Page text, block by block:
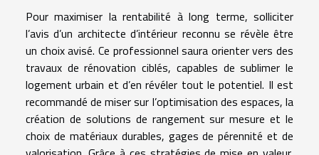
Pour maximiser la rentabilité à long terme, solliciter
l’avis d’un architecte d’intérieur reconnu se révèle être
un choix avisé. Ce professionnel saura orienter vers des
travaux de rénovation ciblés, capables de sublimer le
logement urbain et d’en révéler tout le potentiel. Il est
recommandé de miser sur l’optimisation des espaces, la
création de solutions de rangement sur mesure et le
choix de matériaux durables, gages de pérennité et de